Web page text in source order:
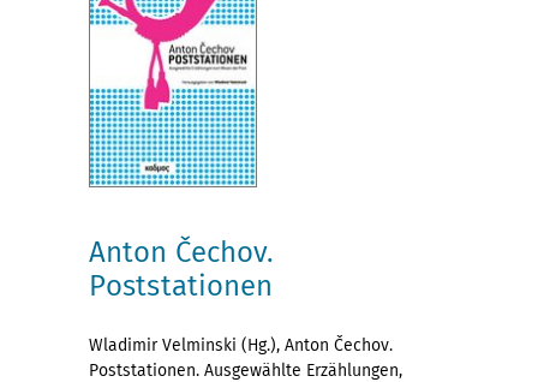
Anton Čechov.
Poststationen
Wladimir Velminski (Hg.), Anton Čechov.
Poststationen. Ausgewählte Erzählungen,